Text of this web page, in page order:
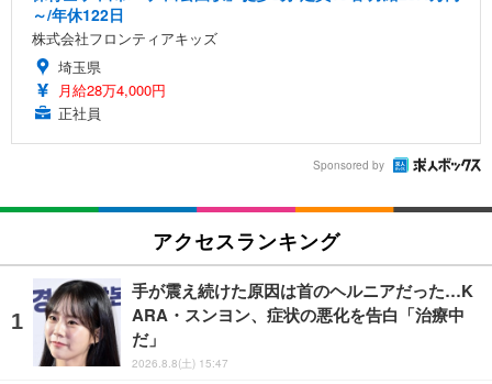
～/年休122日
株式会社フロンティアキッズ
埼玉県
月給28万4,000円
正社員
Sponsored by
アクセスランキング
手が震え続けた原因は首のヘルニアだった…K
ARA・スンヨン、症状の悪化を告白「治療中
だ」
2026.8.8(土) 15:47